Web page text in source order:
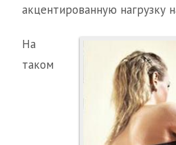
акцентированную нагрузку
На
таком